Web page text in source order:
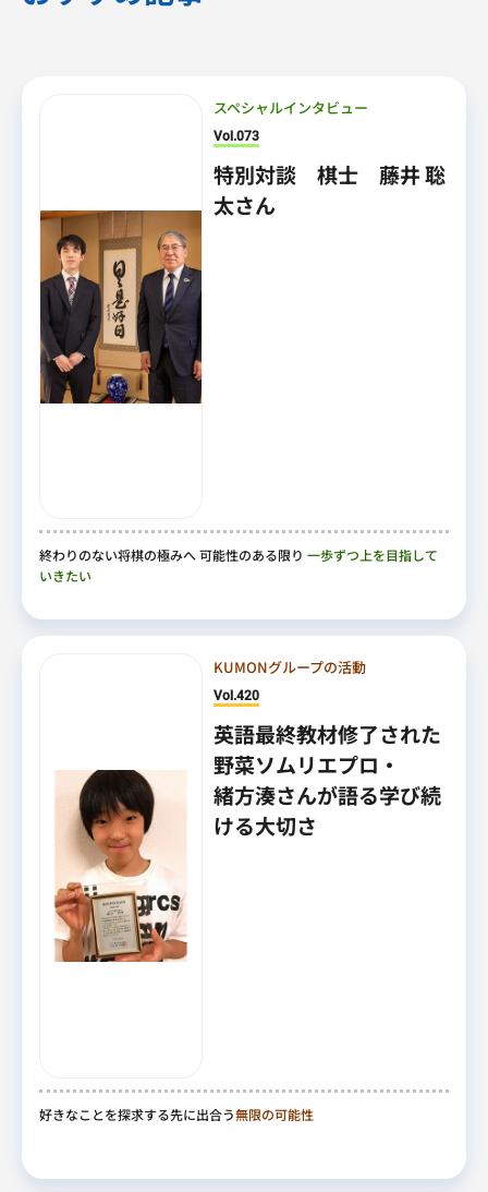
スペシャルインタビュー
Vol.073
特別対談 棋士 藤井 聡
太さん
終わりのない将棋の極みへ 可能性のある限り 一歩ずつ上を目指して
いきたい
KUMONグループの活動
Vol.420
英語最終教材修了された
野菜ソムリエプロ・
緒方湊さんが語る学び続
ける大切さ
好きなことを探求する先に出合う無限の可能性